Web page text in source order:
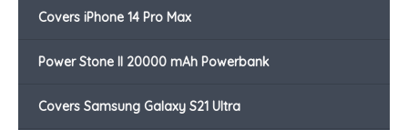
Covers iPhone 14 Pro Max
Power Stone II 20000 mAh Powerbank
Covers Samsung Galaxy S21 Ultra